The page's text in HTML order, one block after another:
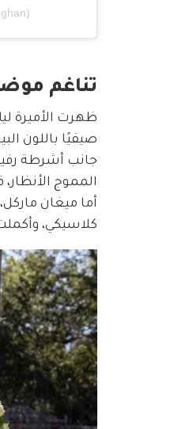
تناغم
ظهرت الأميرة
جانب أشرطة
المموج
أما ميغان
كلاسيكي،